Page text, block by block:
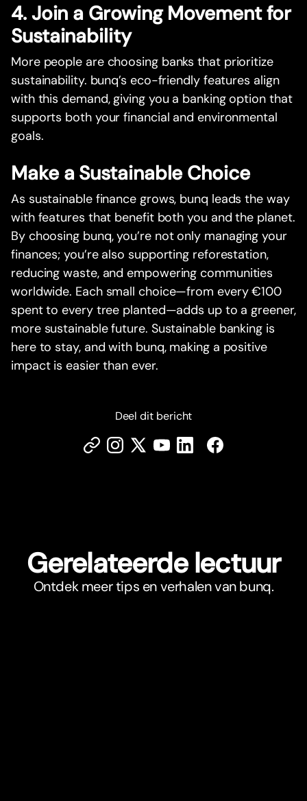
4. Join a Growing Movement for
Sustainability
More people are choosing banks that prioritize
sustainability. bunq’s eco-friendly features align
with this demand, giving you a banking option that
supports both your financial and environmental
goals.
Make a Sustainable Choice
As sustainable finance grows, bunq leads the way
with features that benefit both you and the planet.
By choosing bunq, you’re not only managing your
finances; you’re also supporting reforestation,
reducing waste, and empowering communities
worldwide. Each small choice—from every €100
spent to every tree planted—adds up to a greener,
more sustainable future. Sustainable banking is
here to stay, and with bunq, making a positive
impact is easier than ever.
Deel dit bericht
Gerelateerde lectuur
Ontdek meer tips en verhalen van bunq.